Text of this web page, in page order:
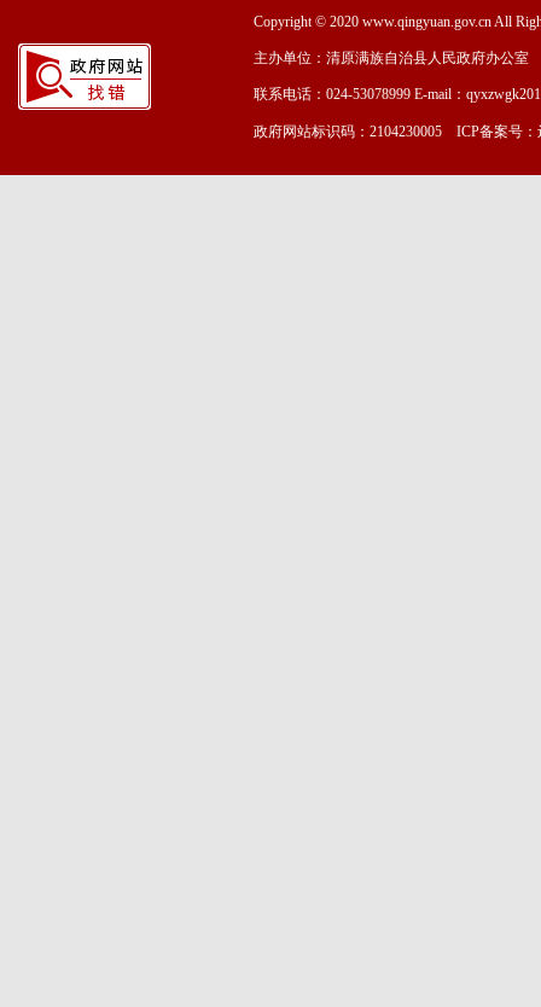
Copyright © 2020 www.qingyuan.gov.cn All
主办单位：清原满族自治县人民政府办公室
联系电话：024-53078999 E-mail：
政府网站标识码：2104230005 ICP备案号：